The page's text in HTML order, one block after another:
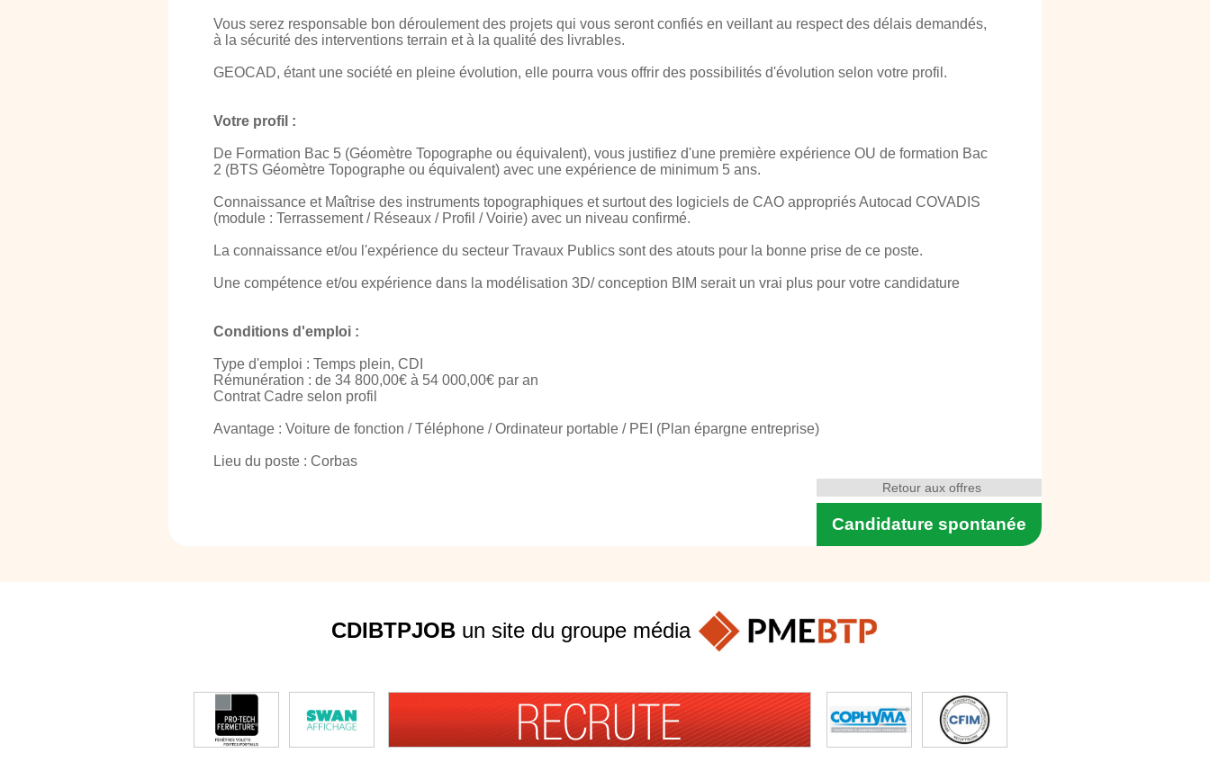
Vous serez responsable bon déroulement des projets qui vous seront confiés en veillant au respect des délais demandés,
à la sécurité des interventions terrain et à la qualité des livrables.
GEOCAD, étant une société en pleine évolution, elle pourra vous offrir des possibilités d'évolution selon votre profil.
Votre profil :
De Formation Bac 5 (Géomètre Topographe ou équivalent), vous justifiez d'une première expérience OU de formation Bac
2 (BTS Géomètre Topographe ou équivalent) avec une expérience de minimum 5 ans.
Connaissance et Maîtrise des instruments topographiques et surtout des logiciels de CAO appropriés Autocad COVADIS
(module : Terrassement / Réseaux / Profil / Voirie) avec un niveau confirmé.
La connaissance et/ou l'expérience du secteur Travaux Publics sont des atouts pour la bonne prise de ce poste.
Une compétence et/ou expérience dans la modélisation 3D/ conception BIM serait un vrai plus pour votre candidature
Conditions d'emploi :
Type d'emploi : Temps plein, CDI
Rémunération : de 34 800,00€ à 54 000,00€ par an
Contrat Cadre selon profil
Avantage : Voiture de fonction / Téléphone / Ordinateur portable / PEI (Plan épargne entreprise)
Lieu du poste : Corbas
Candidature spontanée
Retour aux offres
CDIBTPJOBun site du groupe média